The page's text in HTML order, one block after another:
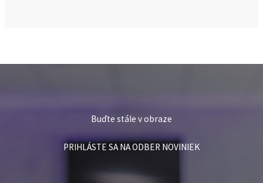
Buďte stále v obraze
PRIHLÁSTE SA NA ODBER NOVINIEK